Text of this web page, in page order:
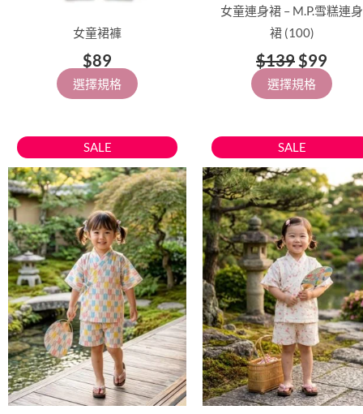
女童裙褲
$89
選擇規格
女童連身裙 – M.P.雪糕連身
裙 (100)
$139$99
選擇規格
SALE
原
始
價
格：
$99。
目
前
價
格：
$89。
此
產
品
有
多
種
款
式。
可
在
產
品
頁
SALE
原
始
價
格：
$99。
目
前
價
格：
$89
此
產
品
有
多
種
款
式。
可
在
產
品
頁